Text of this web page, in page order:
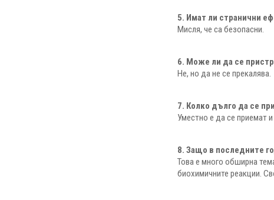
5. Имат ли странични
Мисля, че са безопасни.
6. Може ли да се
Не, но да не се прекалява.
7. Колко дълго да се
Уместно е да се приемат
8. Защо в последните
Това е много обширна
биохимичните реакции.